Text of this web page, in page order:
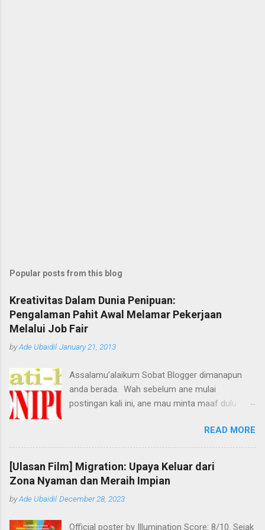
Popular posts from this blog
Kreativitas Dalam Dunia Penipuan:
Pengalaman Pahit Awal Melamar Pekerjaan
Melalui Job Fair
byAde Ubaidil January 21, 2013
Assalamu’alaikum Sobat Blogger dimanapun
anda berada. Wah sebelum ane mulai
postingan kali ini, ane mau minta maaf dulu
baik kok, biar tidak ada lagi korban-korban
penipuan berikutnya. Melihat dari judul, pasti
udah bakalan ngira kan ane mau nulis artikel
apa? Hehhe... :D *nungguin yah... kwkwkw
Ternyata sudah banyak bermacam-macam
tipuan yang udah ada di negara kita ini, miris
READ MORE
[Ulasan Film] Migration: Upaya Keluar dari
Zona Nyaman dan Meraih Impian
byAde Ubaidil December 28, 2023
Official poster by Illumination Score: 8/10. Sejak